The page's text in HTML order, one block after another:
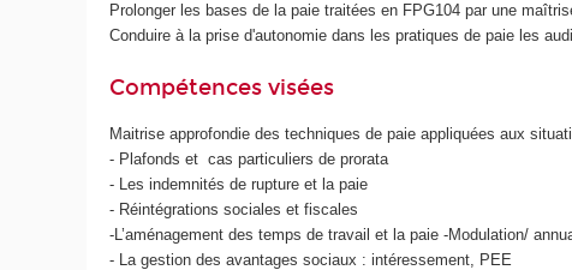
Prolonger les bases de la paie traitées en FPG104 par une
Conduire à la prise d'autonomie dans les pratiques de paie les
Compétences visées
Maitrise approfondie des techniques de paie appliquées aux
- Plafonds et cas particuliers de prorata
- Les indemnités de rupture et la paie
- Réintégrations sociales et fiscales
-L’aménagement des temps de travail et la paie -Modulation/
- La gestion des avantages sociaux : intéressement, PEE